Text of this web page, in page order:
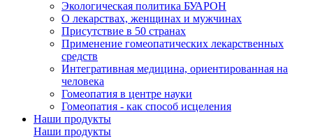
Экологическая политика БУАРОН
О лекарствах, женщинах и мужчинах
Присутствие в 50 странах
Применение гомеопатических лекарственных
средств
Интегративная медицина, ориентированная на
человека
Гомеопатия в центре науки
Гомеопатия - как способ исцеления
Наши продукты
Наши продукты